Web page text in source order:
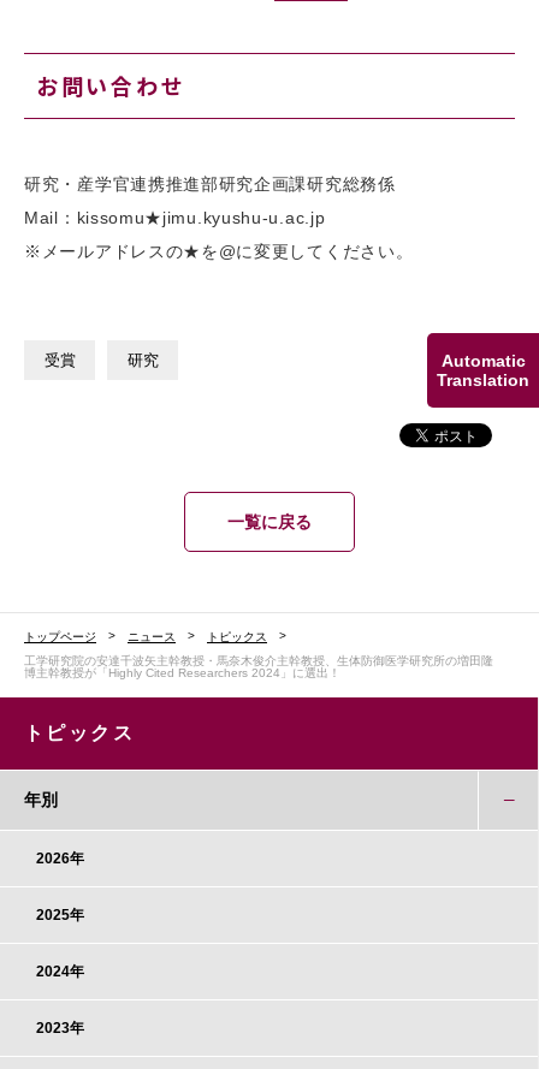
Automatic
Translation
お問い合わせ
研究・産学官連携推進部研究企画課研究総務係
Mail：kissomu★jimu.kyushu-u.ac.jp
※メールアドレスの★を@に変更してください。
受賞 研究
一覧に戻る
トップページ ニュース
トピックス
工学研究院の安達千波矢主幹教授・馬奈木俊介主幹教授、生体防御医学研究所の増田隆
博主幹教授が「Highly Cited Researchers 2024」に選出！
トピックス
年別
2026年
2025年
2024年
2023年